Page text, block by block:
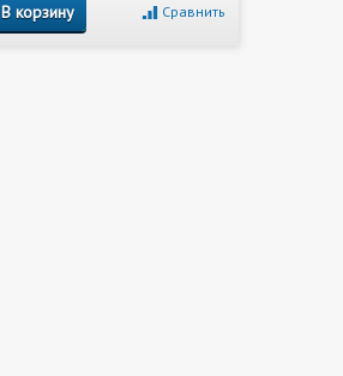
В корзину Сравнить